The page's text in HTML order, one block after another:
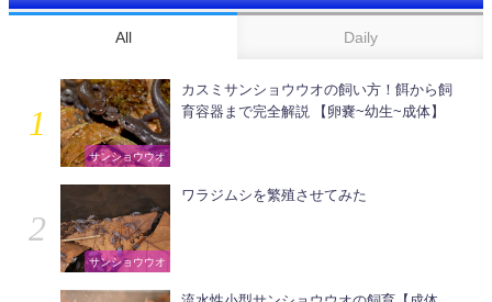
All Daily
サンショウウオ
カスミサンショウウオの飼い方！餌から飼
育容器まで完全解説 【卵嚢~幼生~成体】
サンショウウオ
ワラジムシを繁殖させてみた